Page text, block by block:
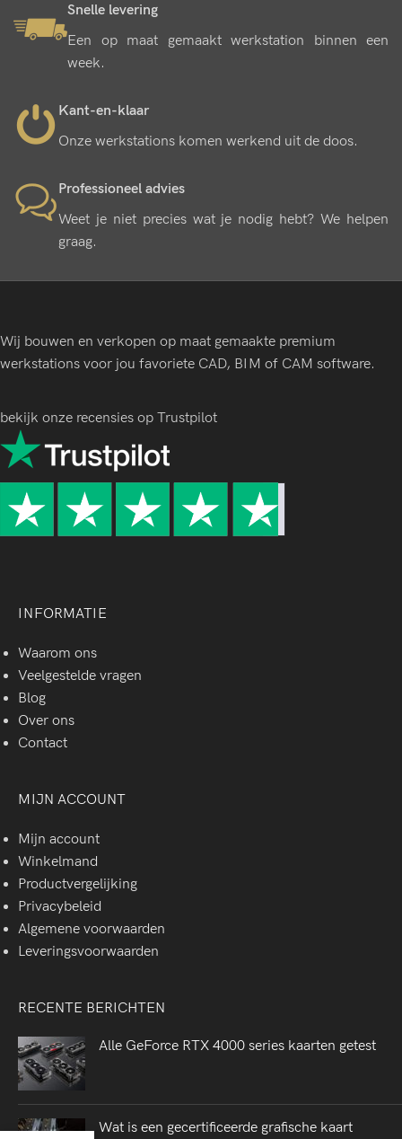
Snelle levering
Een op maat gemaakt werkstation binnen een
week.
Kant-en-klaar
Onze werkstations komen werkend uit de doos.
Professioneel advies
Weet je niet precies wat je nodig hebt? We helpen
graag.
Wij bouwen en verkopen op maat gemaakte premium
werkstations voor jou favoriete CAD, BIM of CAM software.
bekijk onze recensies op Trustpilot
INFORMATIE
Waarom ons
Veelgestelde vragen
Blog
Over ons
Contact
MIJN ACCOUNT
Mijn account
Winkelmand
Productvergelijking
Privacybeleid
Algemene voorwaarden
Leveringsvoorwaarden
RECENTE BERICHTEN
Alle GeForce RTX 4000 series kaarten getest
Wat is een gecertificeerde grafische kaart